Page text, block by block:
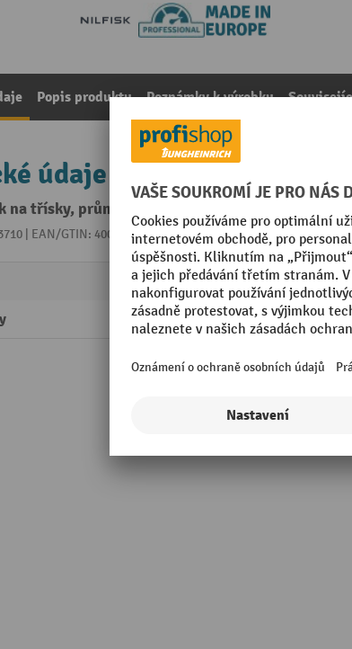
Popis produktu Poznámky k výrobku
údaje
třísky, průměr 200 x 372 mm
| EAN/GTIN: 4005337056221Z kategorie:Příslušenství k
ušlechtilá ocel
Made in Europe